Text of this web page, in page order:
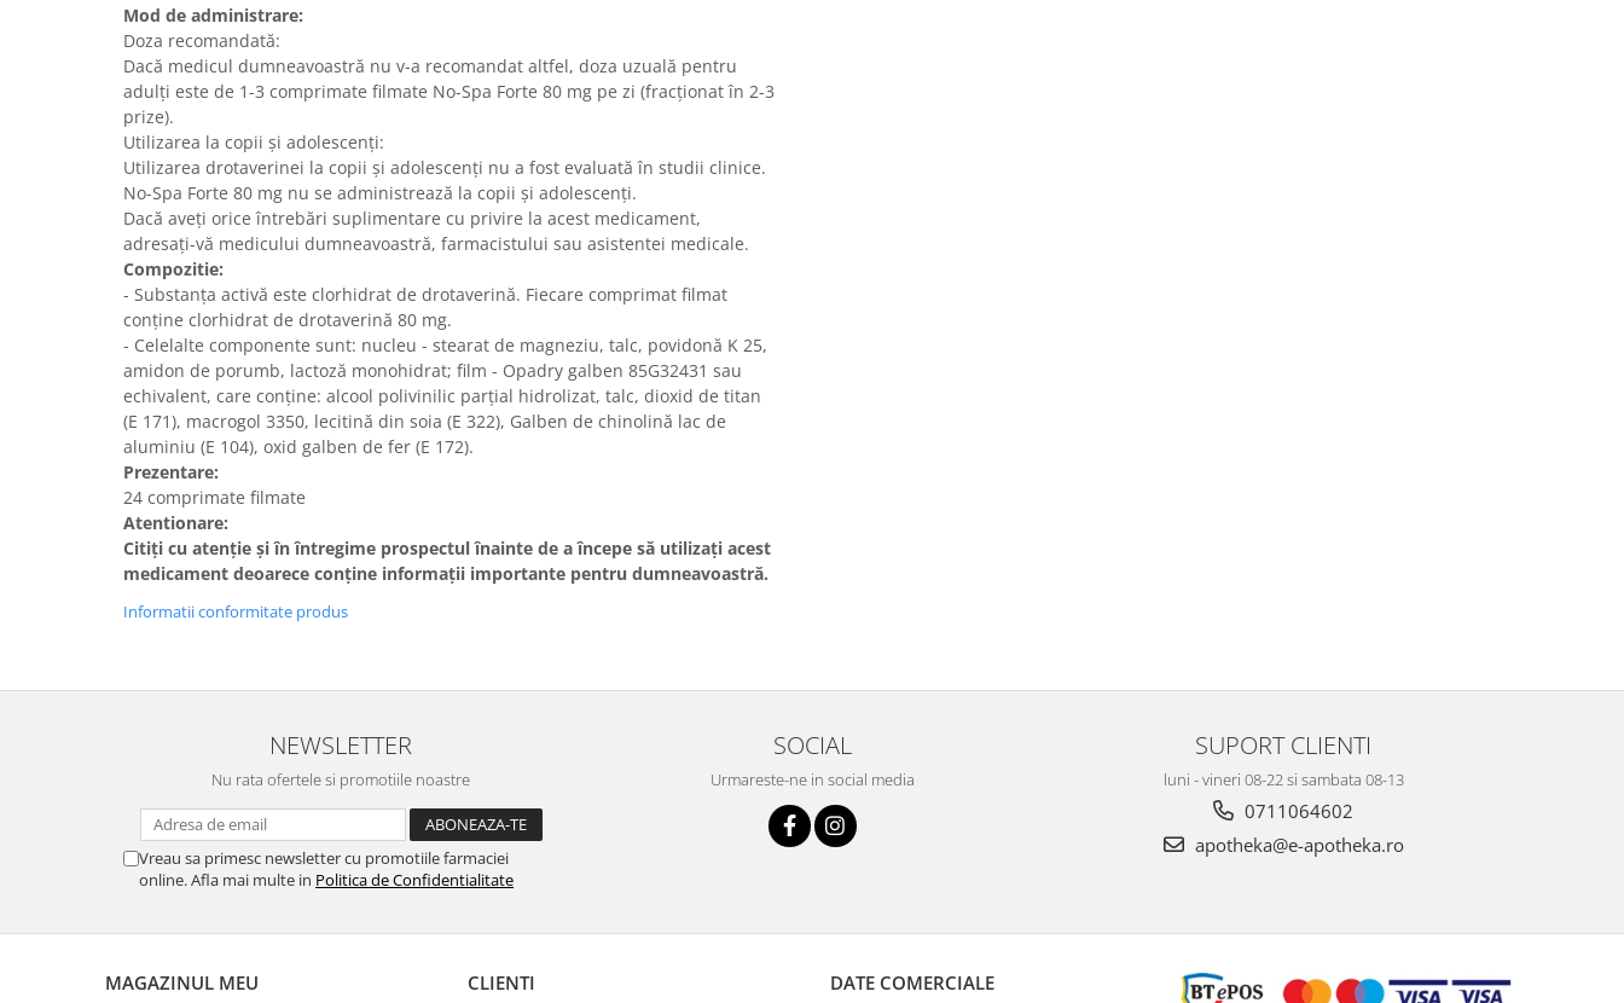
Mod de administrare:
Doza recomandată:
Dacă medicul dumneavoastră nu v-a recomandat altfel, doza uzuală pentru
adulţi este de 1-3 comprimate filmate No-Spa Forte 80 mg pe zi (fracţionat în 2-3
prize).
Utilizarea la copii şi adolescenţi:
Utilizarea drotaverinei la copii şi adolescenţi nu a fost evaluată în studii clinice.
No-Spa Forte 80 mg nu se administrează la copii şi adolescenţi.
Dacă aveţi orice întrebări suplimentare cu privire la acest medicament,
adresaţi-vă medicului dumneavoastră, farmacistului sau asistentei medicale.
Compozitie:
- Substanţa activă este clorhidrat de drotaverină. Fiecare comprimat filmat
conține clorhidrat de drotaverină 80 mg.
- Celelalte componente sunt: nucleu - stearat de magneziu, talc, povidonă K 25,
amidon de porumb, lactoză monohidrat; film - Opadry galben 85G32431 sau
echivalent, care conține: alcool polivinilic parțial hidrolizat, talc, dioxid de titan
(E 171), macrogol 3350, lecitină din soia (E 322), Galben de chinolină lac de
aluminiu (E 104), oxid galben de fer (E 172).
Prezentare:
24 comprimate filmate
Atentionare:
Citiţi cu atenţie şi în întregime prospectul înainte de a începe să utilizaţi acest
medicament deoarece conţine informaţii importante pentru dumneavoastră.
Informatii conformitate produs
NEWSLETTER
Nu rata ofertele si promotiile noastre
Vreau sa primesc newsletter cu promotiile farmaciei
online. Afla mai multe in Politica de Confidentialitate
SOCIAL
Urmareste-ne in social media
SUPORT CLIENTI
luni - vineri 08-22 si sambata 08-13
0711064602
apotheka@e-apotheka.ro
MAGAZINUL MEU CLIENTI DATE COMERCIALE